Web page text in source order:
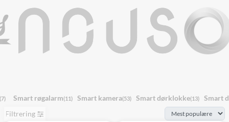
(7) Smart røgalarm(11) Smart kamera(53) Smart dørklokke(13)
Smart
Filtrering